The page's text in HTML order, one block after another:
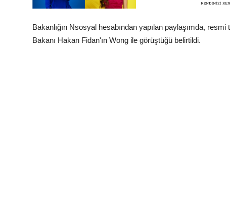
Bakanlığın Nsosyal hesabından yapılan paylaşımda,
Bakanı Hakan Fidan'ın Wong ile görüştüğü belirtildi.